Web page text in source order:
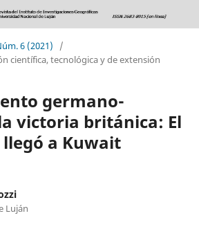
6 (2021)
/
científica, tecnológica y de extensión
germano-
victoria británica: El
a Kuwait
Luján